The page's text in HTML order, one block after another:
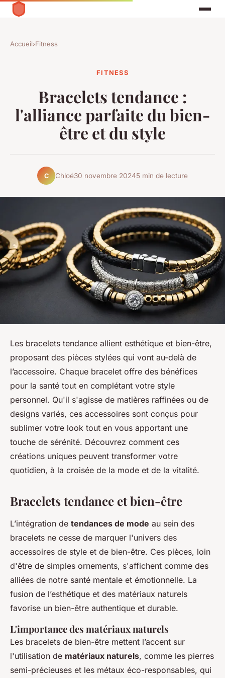
Accueil›Fitness
FITNESS
Bracelets tendance :
l'alliance parfaite du bien-
être et du style
C Chloé30 novembre 20245 min de lecture
Les bracelets tendance allient esthétique et bien-être,
proposant des pièces stylées qui vont au-delà de
l’accessoire. Chaque bracelet offre des bénéfices
pour la santé tout en complétant votre style
personnel. Qu'il s'agisse de matières raffinées ou de
designs variés, ces accessoires sont conçus pour
sublimer votre look tout en vous apportant une
touche de sérénité. Découvrez comment ces
créations uniques peuvent transformer votre
quotidien, à la croisée de la mode et de la vitalité.
Bracelets tendance et bien-être
L’intégration de tendances de mode au sein des
bracelets ne cesse de marquer l'univers des
accessoires de style et de bien-être. Ces pièces, loin
d'être de simples ornements, s'affichent comme des
alliées de notre santé mentale et émotionnelle. La
fusion de l’esthétique et des matériaux naturels
favorise un bien-être authentique et durable.
L'importance des matériaux naturels
Les bracelets de bien-être mettent l’accent sur
l'utilisation de matériaux naturels, comme les pierres
semi-précieuses et les métaux éco-responsables, qui